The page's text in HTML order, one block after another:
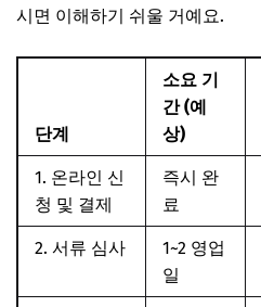
시면 이해하기 쉬울 거예요.
단계
소요 기
간 (예
상)
1. 온라인 신
청 및 결제
즉시 완
료
2. 서류 심사
1~2 영업
일